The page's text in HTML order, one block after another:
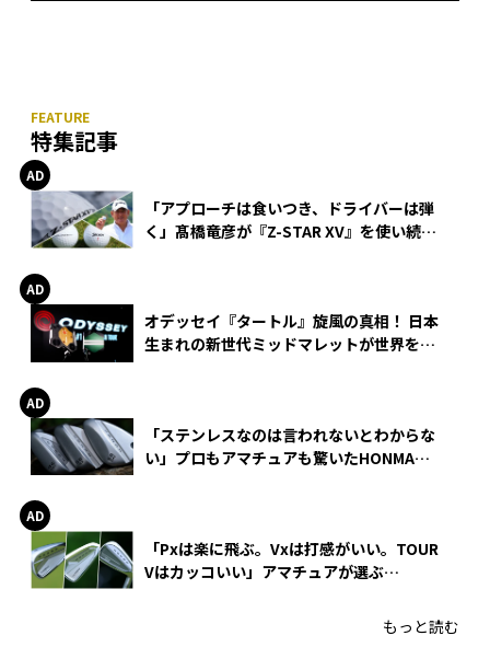
特集記事
「アプローチは食いつき、ドライバーは弾
く」髙橋竜彦が『Z-STAR XV』を使い続け
オデッセイ『タートル』旋風の真相！ 日本
生まれの新世代ミッドマレットが世界を席
「ステンレスなのは言われないとわからな
い」プロもアマチュアも驚いたHONMA
「Pxは楽に飛ぶ。Vxは打感がいい。TOUR
Vはカッコいい」アマチュアが選ぶ
もっと読む